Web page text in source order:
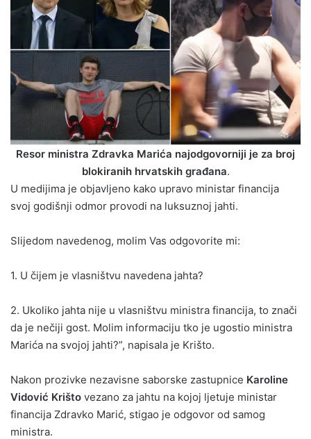
Resor ministra Zdravka Marića najodgovorniji je za broj
blokiranih hrvatskih građana.
U medijima je objavljeno kako upravo ministar financija
svoj godišnji odmor provodi na luksuznoj jahti.
Slijedom navedenog, molim Vas odgovorite mi:
1. U čijem je vlasništvu navedena jahta?
2. Ukoliko jahta nije u vlasništvu ministra financija, to znači
da je nečiji gost. Molim informaciju tko je ugostio ministra
Marića na svojoj jahti?”, napisala je Krišto.
Nakon prozivke nezavisne saborske zastupnice Karoline
Vidović Krišto vezano za jahtu na kojoj ljetuje ministar
financija Zdravko Marić, stigao je odgovor od samog
ministra.